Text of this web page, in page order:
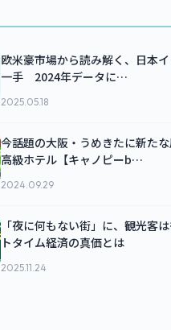
欧米豪市場から読み解く、日本
一手 2024年データに…
2025.05.18
今話題の大阪・うめきたに新た
高級ホテル【キャノピーb…
2024.09.29
「夜に何もない街」に、観光客
トタイム経済の真価とは
2025.11.24